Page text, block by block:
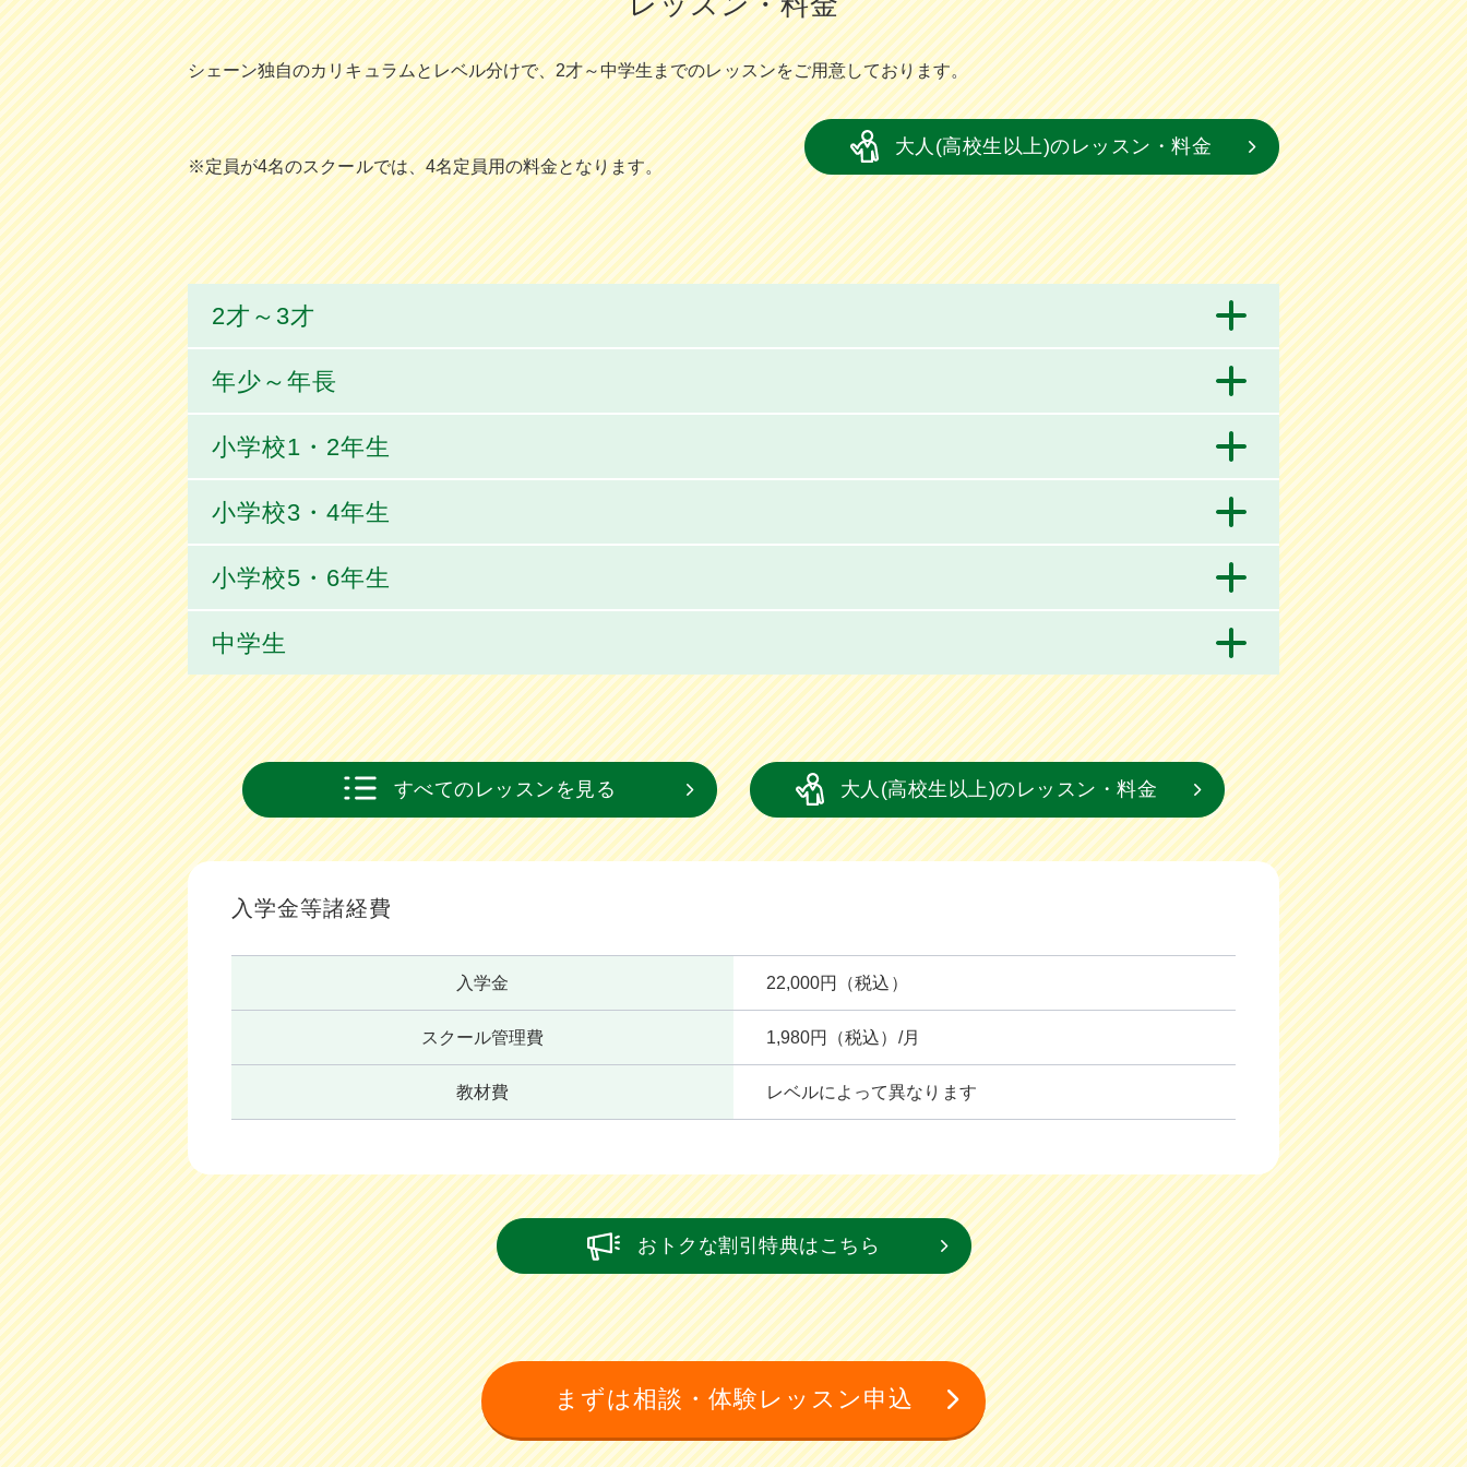
シェーン独⾃のカリキュラムとレベル分けで、2才～中学⽣までのレッスンをご⽤意しております。
大人(高校生以上)のレッスン・料金
※定員が4名のスクールでは、4名定員用の料金となります。
2才～3才
年少～年長
小学校1・2年生
小学校3・4年生
小学校5・6年生
中学生
すべてのレッスンを見る 大人(高校生以上)のレッスン・料金
入学金等諸経費
入学金 22,000円（税込）
スクール管理費 1,980円（税込）/月
教材費 レベルによって異なります
おトクな割引特典はこちら
まずは相談・体験レッスン申込